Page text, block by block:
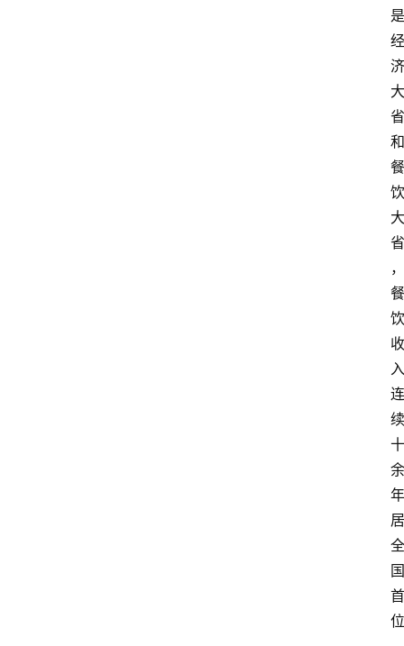
是
经
济
大
省
和
餐
饮
大
省
，
餐
饮
收
入
连
续
十
余
年
居
全
国
首
位